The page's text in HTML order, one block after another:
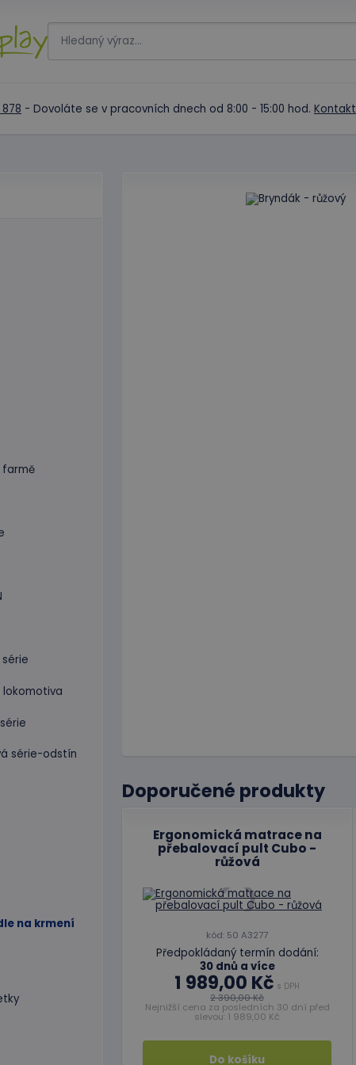
- Dovoláte se v pracovních dnech od 8:00 - 15:00 hod. Kontakt
farmě
lokomotiva
série-odstín
na krmení
Doporučené produkty
Ergonomická matrace na
přebalovací pult Cubo -
růžová
kód: 50 A3277
Předpokládaný termín dodání:
30 dnů a více
1 989,00 Kč s DPH
2 390,00 Kč
Nejnižší cena za posledních 30 dní před
slevou: 1 989,00 Kč
Do košíku